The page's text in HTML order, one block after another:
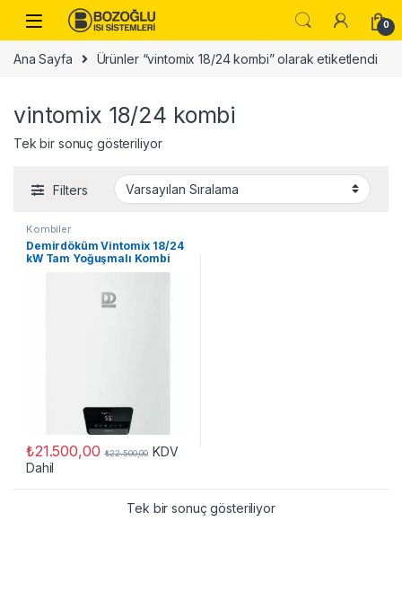
Skip to navigation
Skip to content
0
Ana Sayfa Ürünler “vintomix 18/24 kombi” olarak etiketlendi
vintomix 18/24 kombi
Tek bir sonuç gösteriliyor
Filters
Kombiler
Demirdöküm Vintomix 18/24
kW Tam Yoğuşmalı Kombi
₺21.500,00 ₺22.500,00 KDV
Dahil
Tek bir sonuç gösteriliyor